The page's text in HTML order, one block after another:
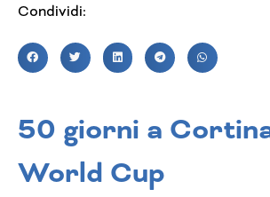
Condividi:
50 giorni a
World Cup